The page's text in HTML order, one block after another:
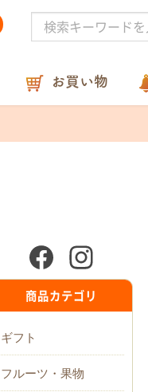
お買い物
商品カテゴリ
ギフト
フルーツ・果物